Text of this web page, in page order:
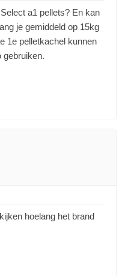
a1 pellets? En kan
je gemiddeld op 15kg
1e pelletkachel kunnen
gebruiken.
hoelang het brand